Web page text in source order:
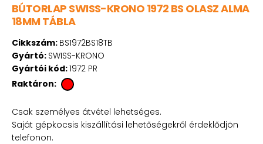
BÚTORLAP SWISS-KRONO 1972 BS OLASZ ALMA
18MM TÁBLA
Cikkszám: BS1972BS18TB
Gyártó: SWISS-KRONO
Gyártói kód:1972 PR
Raktáron:
Csak személyes átvétel lehetséges.
Saját gépkocsis kiszállítási lehetőségekről érdeklődjön
telefonon.